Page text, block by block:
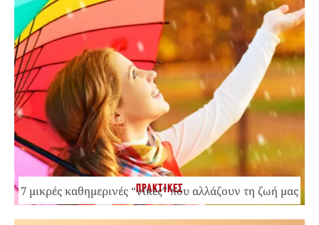
ΠΡΑΚΤΙΚΕΣ
7 μικρές καθημερινές “νίκες” που αλλάζουν τη ζωή μας